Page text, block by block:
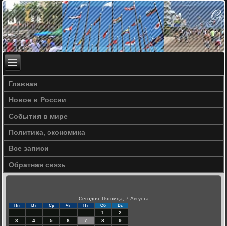
Главная
Новое в России
События в мире
Политика, экономика
Все записи
Обратная связь
Сегодня: Пятница, 7 Августа
Пн Вт Ср Чт Пт Сб Вс
1
2
3
4 5 6 7 8
9